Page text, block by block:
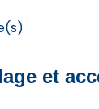
et